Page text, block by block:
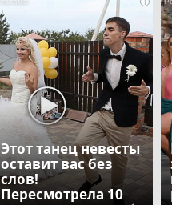
Этот танец невесты
оставит вас без
слов!
Пересмотрела 10